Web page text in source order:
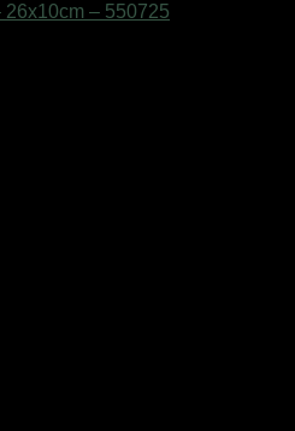
26x10cm – 550725